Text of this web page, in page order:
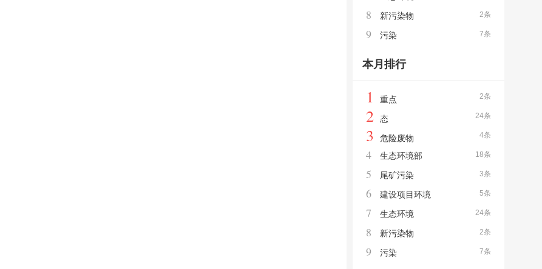
2条
8 新污染物
7条
9 污染
本月排行
2条
1 重点
24条
2 态
4条
3 危险废物
18条
4 生态环境部
3条
5 尾矿污染
5条
6 建设项目环境
24条
7 生态环境
2条
8 新污染物
7条
9 污染